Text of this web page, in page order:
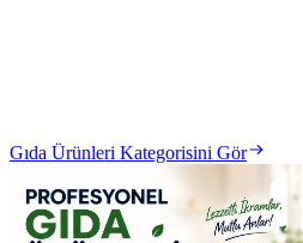
Gıda Ürünleri Kategorisini Gör